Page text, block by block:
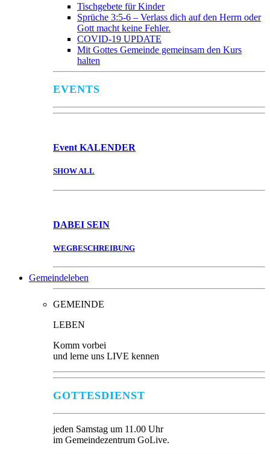
Tischgebete für Kinder
Sprüche 3:5-6 – Verlass dich auf den Herrn oder
Gott macht keine Fehler.
COVID-19 UPDATE
Mit Gottes Gemeinde gemeinsam den Kurs
halten
EVENTS
Event KALENDER
SHOW ALL
DABEI SEIN
WEGBESCHREIBUNG
Gemeindeleben
GEMEINDE
LEBEN
Komm vorbei
und lerne uns LIVE kennen
GOTTESDIENST
jeden Samstag um 11.00 Uhr
im Gemeindezentrum GoLive.